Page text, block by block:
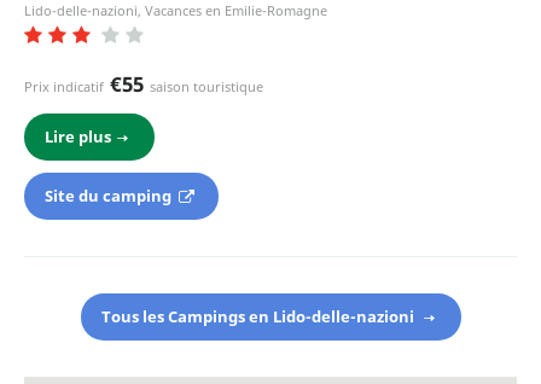
Lido-delle-nazioni, Vacances en Emilie-Romagne
Prix indicatif €55 saison touristique
Lire plus
Site du camping
Tous les Campings en Lido-delle-nazioni